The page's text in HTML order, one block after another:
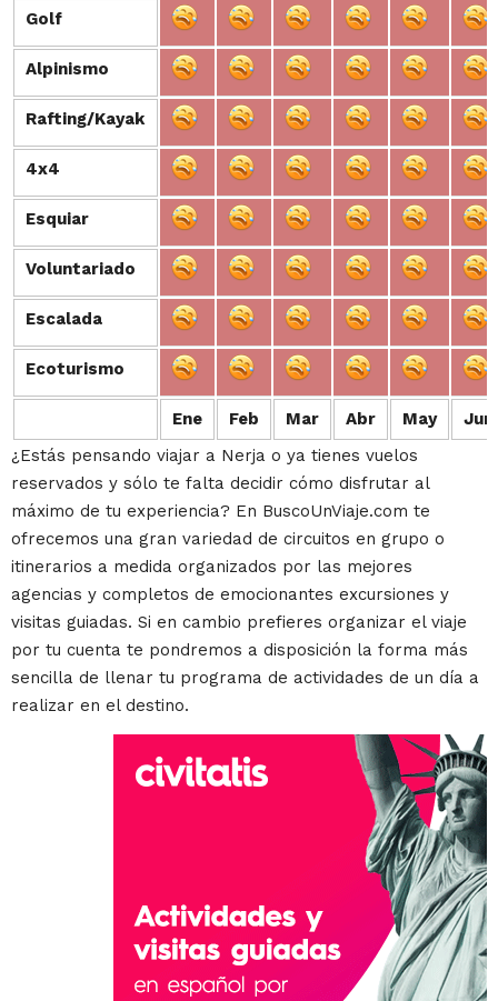
Golf
Alpinismo
Rafting/Kayak
4x4
Esquiar
Voluntariado
Escalada
Ecoturismo
Ene Feb Mar Abr May Jun
Golf
Alpinismo
Rafting/Kayak
4x4
Esquiar
Voluntariado
Escalada
Ecoturismo
¿Estás pensando viajar a Nerja o ya tienes vuelos
reservados y sólo te falta decidir cómo disfrutar al
máximo de tu experiencia? En BuscoUnViaje.com te
ofrecemos una gran variedad de circuitos en grupo o
itinerarios a medida organizados por las mejores
agencias y completos de emocionantes excursiones y
visitas guiadas. Si en cambio prefieres organizar el viaje
por tu cuenta te pondremos a disposición la forma más
sencilla de llenar tu programa de actividades de un día a
realizar en el destino.